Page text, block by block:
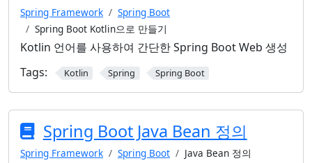
Spring Framework
Spring Boot
Spring Boot Kotlin으로 만들기
Kotlin 언어를 사용하여 간단한 Spring Boot Web 생성
Tags:
Kotlin Spring Spring Boot
Spring Boot Java Bean 정의
Spring Framework Spring Boot Java Bean 정의